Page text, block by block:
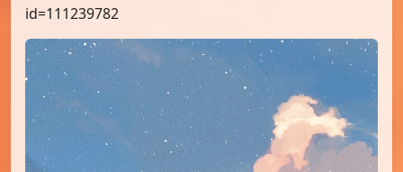
id=111239782